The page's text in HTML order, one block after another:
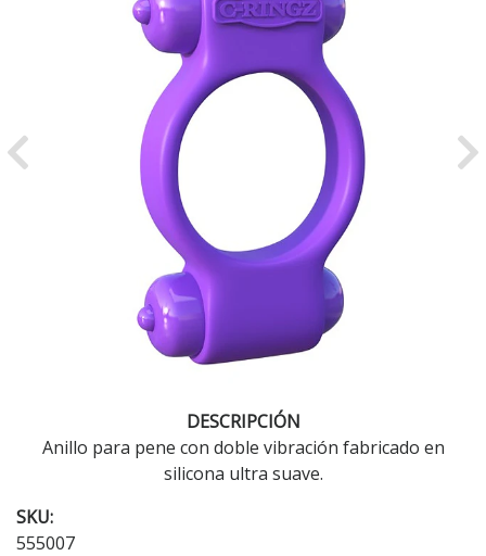
Previous
DESCRIPCIÓN
Anillo para pene con doble vibración fabricado en
silicona ultra suave.
SKU:
555007